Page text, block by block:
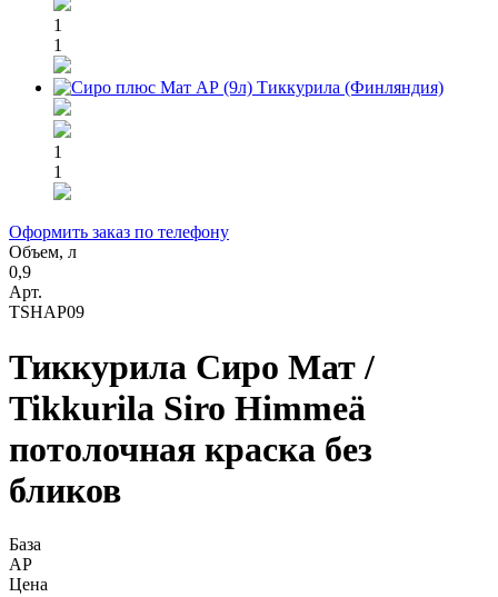
1
1
1
1
Оформить заказ по телефону
Объем, л
0,9
Арт.
TSHAP09
Тиккурила Сиро Мат /
Tikkurila Siro Himmeä
потолочная краска без
бликов
База
AP
Цена